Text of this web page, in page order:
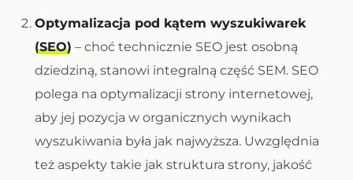
Optymalizacja pod kątem wyszukiwarek
(SEO) – choć technicznie SEO jest osobną
dziedziną, stanowi integralną część SEM. SEO
polega na optymalizacji strony internetowej,
aby jej pozycja w organicznych wynikach
wyszukiwania była jak najwyższa. Uwzględnia
też aspekty takie jak struktura strony, jakość